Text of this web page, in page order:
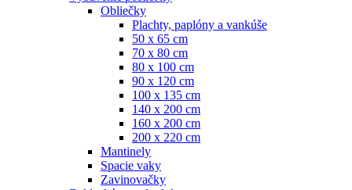
Obliečky
Plachty, paplóny a vankúše
50 x 65 cm
70 x 80 cm
80 x 100 cm
90 x 120 cm
100 x 135 cm
140 x 200 cm
160 x 200 cm
200 x 220 cm
Mantinely
Spacie vaky
Zavinovačky